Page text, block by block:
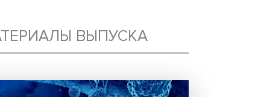
МАТЕРИАЛЫ ВЫПУСКА